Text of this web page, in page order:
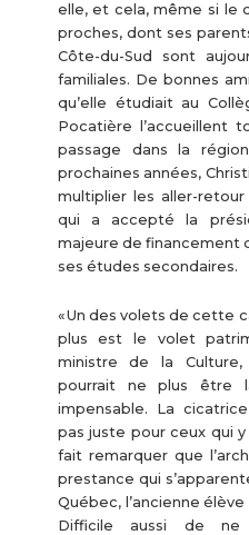
elle, et cela, même si le
proches, dont ses
Côte-du-Sud sont
familiales. De bonnes
qu’elle étudiait au
Pocatière l’accueillent
passage dans la
prochaines années,
multiplier les aller-
qui a accepté la
majeure de financement
ses études secondaires.
« Un des volets de cette
plus est le volet
ministre de la
pourrait ne plus être
impensable. La
pas juste pour ceux qui
fait remarquer que
prestance qui
Québec, l’ancienne
Difficile aussi de